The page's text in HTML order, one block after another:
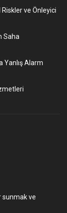
ve Önleyici
Saha
Yanlış Alarm
sunmak ve